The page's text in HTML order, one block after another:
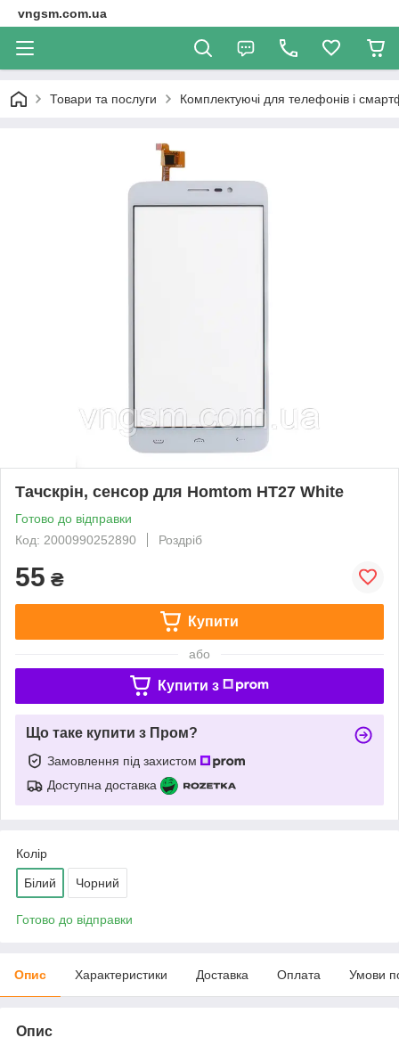
vngsm.com.ua
Товари та послуги Комплектуючі для телефонів і
Тачскрін, сенсор для Homtom HT27 White
Готово до відправки
Код: 2000990252890
Роздріб
55 ₴
Купити
або
Купити з
Що таке купити з Пром?
Замовлення під захистом
Доступна доставка
Колір
Білий Чорний
Готово до відправки
Опис Характеристики Доставка Оплата Умови
Опис